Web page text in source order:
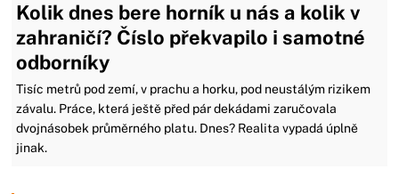
Kolik dnes bere horník u nás a kolik v
zahraničí? Číslo překvapilo i samotné
odborníky
Tisíc metrů pod zemí, v prachu a horku, pod neustálým rizikem
závalu. Práce, která ještě před pár dekádami zaručovala
dvojnásobek průměrného platu. Dnes? Realita vypadá úplně
jinak.